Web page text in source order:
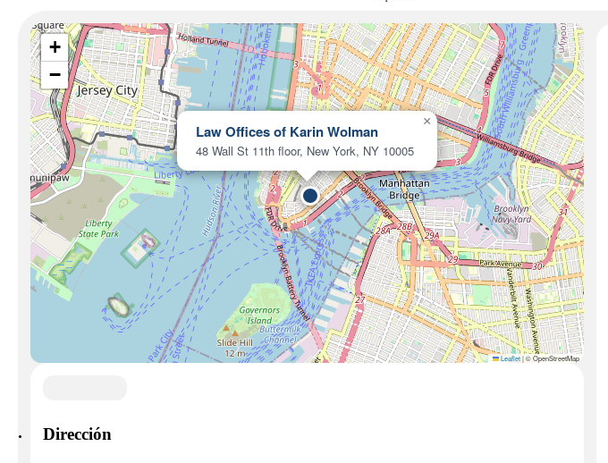
Law Offices of Karin Wolman
48 Wall St 11th floor, New York, NY 10005
×
+
−
Leaflet|© OpenStreetMap
Dirección